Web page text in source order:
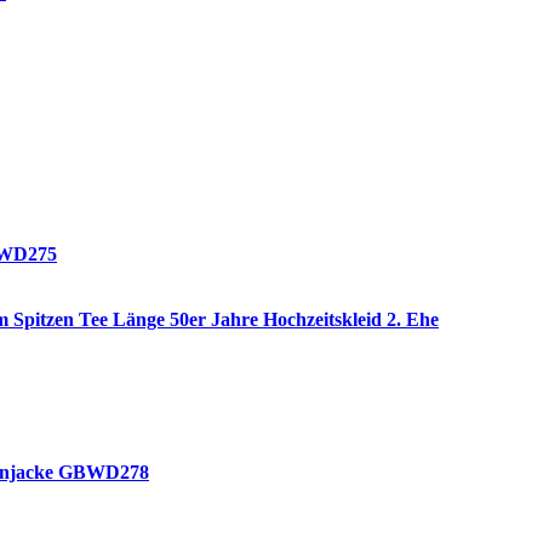
Tee Länge 50er Jahre Hochzeitskleid 2. Ehe
GBWD278